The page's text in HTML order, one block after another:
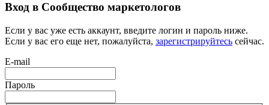
Вход в Сообщество маркетологов
Если у вас уже есть аккаунт, введите логин и пароль ниже.
Если у вас его еще нет, пожалуйста, зарегистрируйтесь сейчас.
E-mail
Пароль